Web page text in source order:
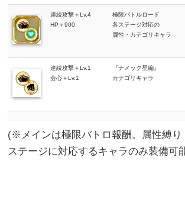
連続攻撃＋Lv.4
HP＋900
極限バトルロード
各ステージ対応の
属性・カテゴリキャラ
連続攻撃＋Lv.1
会心＋Lv.1
『ナメック星編』
カテゴリキャラ
(※メインは極限バトロ報酬。属性縛り
ステージに対応するキャラのみ装備可